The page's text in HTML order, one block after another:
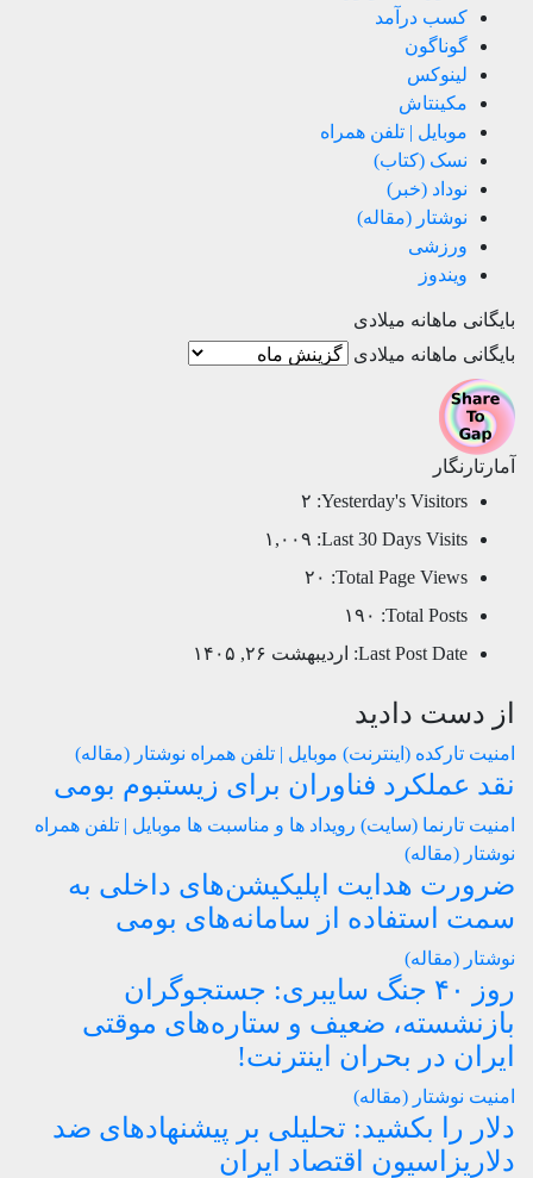
کسب درآمد
گوناگون
لینوکس
مکینتاش
موبایل | تلفن همراه
نسک (کتاب)
نوداد (خبر)
نوشتار (مقاله)
ورزشی
ویندوز
بایگانی ماهانه میلادی
بایگانی ماهانه میلادی
آمارتارنگار
Yesterday's Visitors: ۲
Last 30 Days Visits: ۱,۰۰۹
Total Page Views:
۲۰
Total Posts:
۱۹۰
Last Post Date:
اردیبهشت ۲۶, ۱۴۰۵
از دست دادید
امنیت تارکده (اینترنت) موبایل | تلفن همراه نوشتار (مقاله)
نقد عملکرد فناوران برای زیستبوم بومی
امنیت تارنما (سایت) رویداد ها و مناسبت ها موبایل | تلفن همراه
نوشتار (مقاله)
ضرورت هدایت اپلیکیشن‌های داخلی به
سمت استفاده از سامانه‌های بومی
نوشتار (مقاله)
روز ۴۰ جنگ سایبری: جستجوگران
بازنشسته، ضعیف و ستاره‌های موقتی
ایران در بحران اینترنت!
امنیت نوشتار (مقاله)
دلار را بکشید: تحلیلی بر پیشنهادهای ضد
دلاریزاسیون اقتصاد ایران